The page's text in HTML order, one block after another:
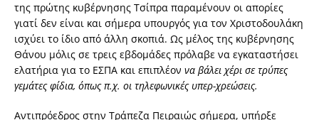
της πρώτης κυβέρνησης Τσίπρα παραμένουν οι απορίες
γιατί δεν είναι και σήμερα υπουργός για τον Χριστοδουλάκη
ισχύει το ίδιο από άλλη σκοπιά. Ως μέλος της κυβέρνησης
Θάνου μόλις σε τρεις εβδομάδες πρόλαβε να εγκαταστήσει
ελατήρια για το ΕΣΠΑ και επιπλέον να βάλει χέρι σε τρύπες
γεμάτες φίδια, όπως π.χ. οι τηλεφωνικές υπερ-χρεώσεις.
Αντιπρόεδρος στην Τράπεζα Πειραιώς σήμερα, υπήρξε